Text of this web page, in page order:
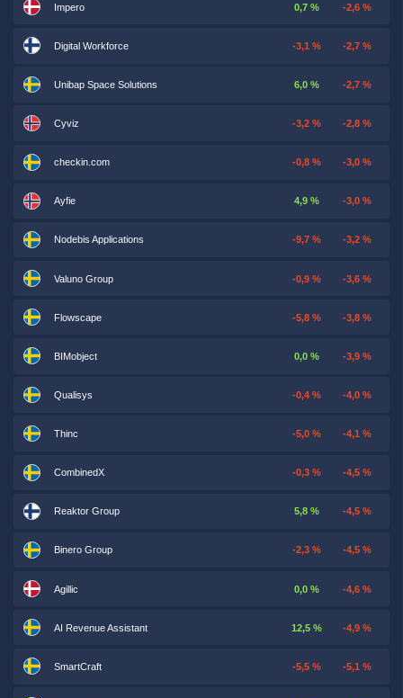
Impero 0,7 % -2,6 %
Digital Workforce -3,1 % -2,7 %
Unibap Space Solutions 6,0 % -2,7 %
Cyviz -3,2 % -2,8 %
checkin.com -0,8 % -3,0 %
Ayfie 4,9 % -3,0 %
Nodebis Applications -9,7 % -3,2 %
Valuno Group -0,9 % -3,6 %
Flowscape -5,8 % -3,8 %
BIMobject 0,0 % -3,9 %
Qualisys -0,4 % -4,0 %
Thinc -5,0 % -4,1 %
CombinedX -0,3 % -4,5 %
Reaktor Group 5,8 % -4,5 %
Binero Group -2,3 % -4,5 %
Agillic 0,0 % -4,6 %
AI Revenue Assistant 12,5 % -4,9 %
SmartCraft -5,5 % -5,1 %